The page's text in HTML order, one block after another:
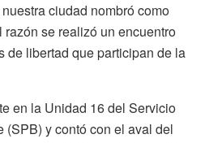
ciudad nombró como
se realizó un encuentro
de libertad que participan de la
en la Unidad 16 del Servicio
y contó con el aval del